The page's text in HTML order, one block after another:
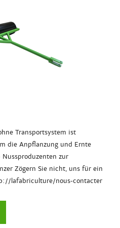
Transportsystem ist
die Anpflanzung und Ernte
zur
Zögern Sie nicht, uns für ein
lafabriculture/nous-contacter